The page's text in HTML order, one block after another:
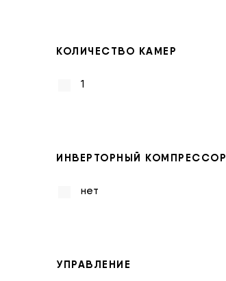
КОЛИЧЕСТВО КАМЕР
1
ИНВЕРТОРНЫЙ КОМПРЕССОР
нет
УПРАВЛЕНИЕ